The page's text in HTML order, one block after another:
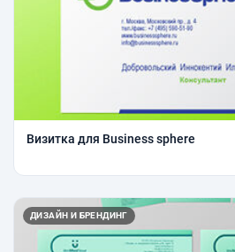
Визитка для Business sphere
ДИЗАЙН И БРЕНДИНГ